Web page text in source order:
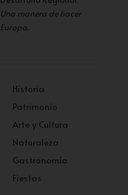
Una manera de hacer
Europa.
Historia
Patrimonio
Arte y Cultura
Naturaleza
Gastronomía
Fiestas